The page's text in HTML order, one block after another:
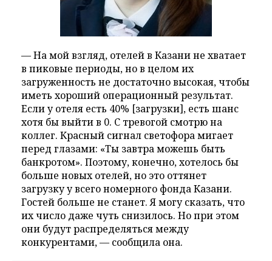
— На мой взгляд, отелей в Казани не хватает
в пиковые периоды, но в целом их
загруженность не достаточно высокая, чтобы
иметь хороший операционный результат.
Если у отеля есть 40% [загрузки], есть шанс
хотя бы выйти в 0. С тревогой смотрю на
коллег. Красный сигнал светофора мигает
перед глазами: «Ты завтра можешь быть
банкротом». Поэтому, конечно, хотелось бы
больше новых отелей, но это оттянет
загрузку у всего номерного фонда Казани.
Гостей больше не станет. Я могу сказать, что
их число даже чуть снизилось. Но при этом
они будут распределяться между
конкурентами, — сообщила она.